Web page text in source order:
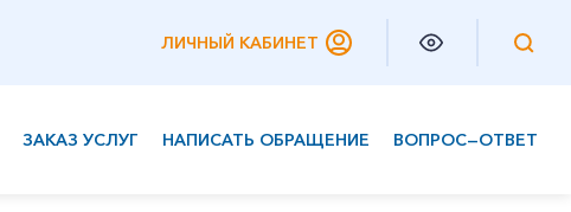
ЛИЧНЫЙ КАБИНЕТ
ЗАКАЗ УСЛУГ НАПИСАТЬ ОБРАЩЕНИЕ ВОПРОС—ОТВЕТ